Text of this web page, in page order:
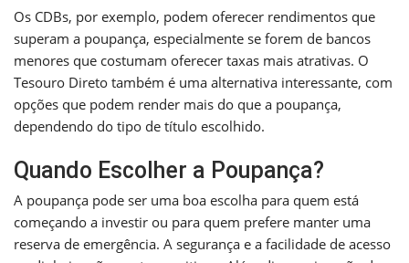
Os CDBs, por exemplo, podem oferecer rendimentos que
superam a poupança, especialmente se forem de bancos
menores que costumam oferecer taxas mais atrativas. O
Tesouro Direto também é uma alternativa interessante, com
opções que podem render mais do que a poupança,
dependendo do tipo de título escolhido.
Quando Escolher a Poupança?
A poupança pode ser uma boa escolha para quem está
começando a investir ou para quem prefere manter uma
reserva de emergência. A segurança e a facilidade de acesso